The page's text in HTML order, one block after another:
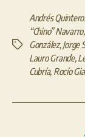
Etiquetas
Andrés
“Chino” Navarro,
González,Jorge
Lauro Grande,
Cubría, Rocío